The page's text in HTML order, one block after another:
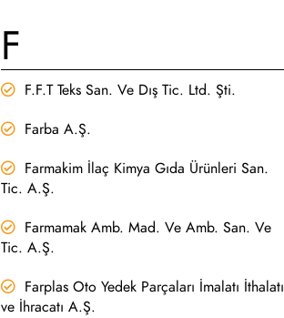
F
F.F.T Teks San. Ve Dış Tic. Ltd. Şti.
Farba A.Ş.
Farmakim İlaç Kimya Gıda Ürünleri San.
Tic. A.Ş.
Farmamak Amb. Mad. Ve Amb. San. Ve
Tic. A.Ş.
Farplas Oto Yedek Parçaları İmalatı İthalatı
ve İhracatı A.Ş.